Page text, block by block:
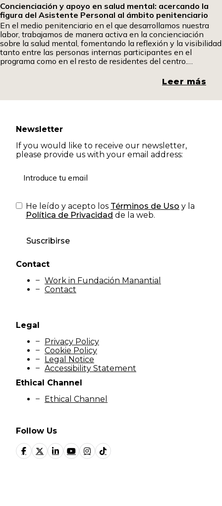
Concienciación y apoyo en salud mental: acercando la
figura del Asistente Personal al ámbito penitenciario
En el medio penitenciario en el que desarrollamos nuestra
labor, trabajamos de manera activa en la concienciación
sobre la salud mental, fomentando la reflexión y la visibilidad
tanto entre las personas internas participantes en el
programa como en el resto de residentes del centro.
fundamental para romper estigmas y generar una mirada
Leer más
Newsletter
If you would like to receive our newsletter,
please provide us with your email address:
He leído y acepto los Términos de Uso y la
Política de Privacidad de la web.
Suscribirse
Contact
Work in Fundación Manantial
Contact
Legal
Privacy Policy
Cookie Policy
Legal Notice
Accessibility Statement
Follow Us
Ethical Channel
Ethical Channel